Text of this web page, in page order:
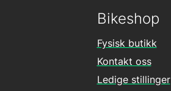
Bikeshop
Fysisk butikk
Kontakt oss
Ledige stillinger